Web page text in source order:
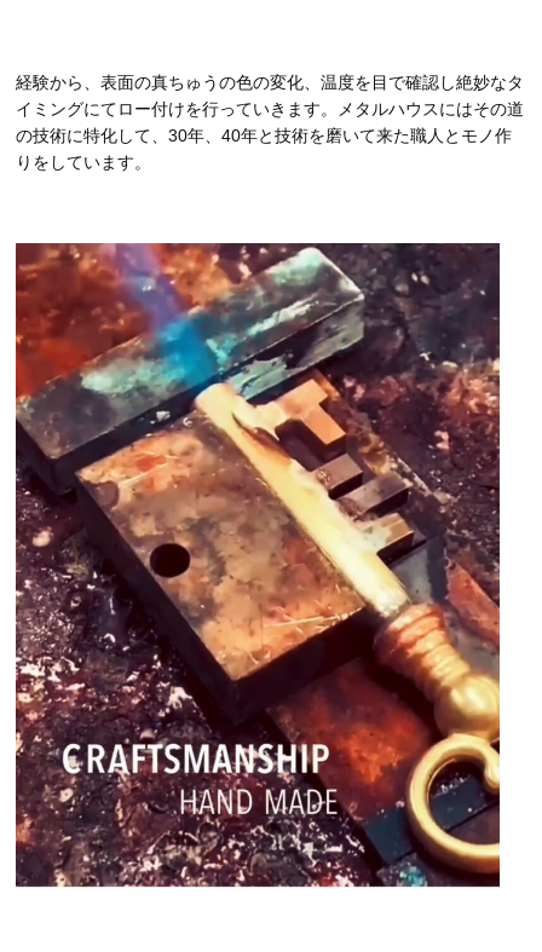
経験から、表面の真ちゅうの色の変化、温度を目で確認し絶妙なタ
イミングにてロー付けを行っていきます。メタルハウスにはその道
の技術に特化して、30年、40年と技術を磨いて来た職人とモノ作
りをしています。